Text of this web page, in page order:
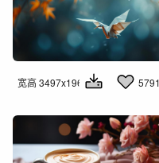
宽高 3497x1960 5791